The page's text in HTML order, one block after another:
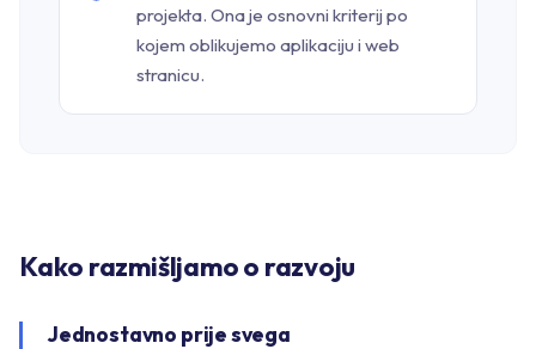
projekta. Ona je osnovni kriterij po
kojem oblikujemo aplikaciju i web
stranicu.
Kako razmišljamo o razvoju
Jednostavno prije svega